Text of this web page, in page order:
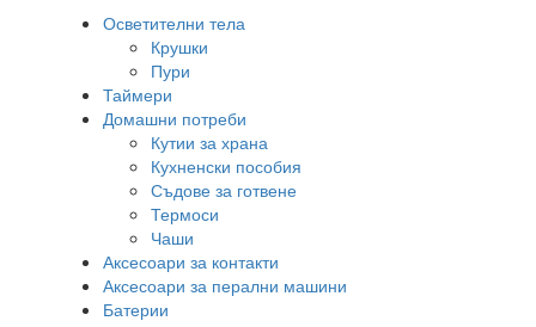
Осветителни тела
Крушки
Пури
Таймери
Домашни потреби
Кутии за храна
Кухненски пособия
Съдове за готвене
Термоси
Чаши
Аксесоари за контакти
Аксесоари за перални машини
Батерии